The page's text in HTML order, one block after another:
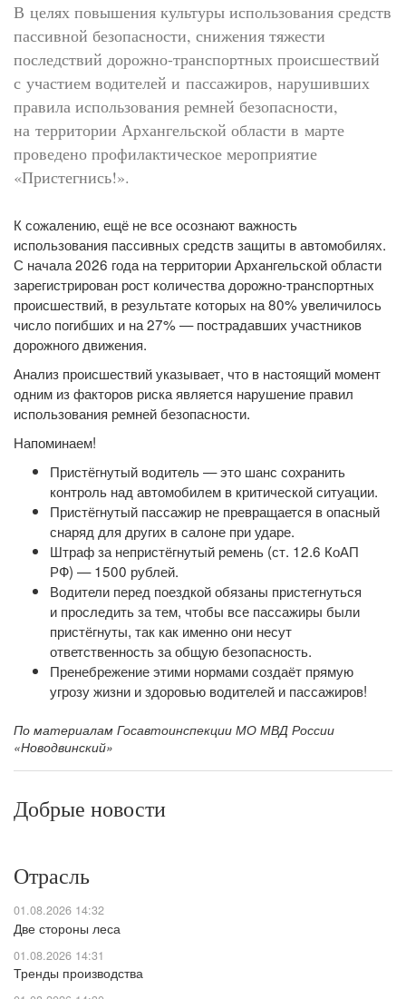
В целях повышения культуры использования средств
пассивной безопасности, снижения тяжести
последствий дорожно-транспортных происшествий
с участием водителей и пассажиров, нарушивших
правила использования ремней безопасности,
на территории Архангельской области в марте
проведено профилактическое мероприятие
«Пристегнись!».
К сожалению, ещё не все осознают важность
использования пассивных средств защиты в автомобилях.
С начала 2026 года на территории Архангельской области
зарегистрирован рост количества дорожно-транспортных
происшествий, в результате которых на 80% увеличилось
число погибших и на 27% — пострадавших участников
дорожного движения.
Анализ происшествий указывает, что в настоящий момент
одним из факторов риска является нарушение правил
использования ремней безопасности.
Напоминаем!
Пристёгнутый водитель — это шанс сохранить
контроль над автомобилем в критической ситуации.
Пристёгнутый пассажир не превращается в опасный
снаряд для других в салоне при ударе.
Штраф за непристёгнутый ремень (ст. 12.6 КоАП
РФ) — 1500 рублей.
Водители перед поездкой обязаны пристегнуться
и проследить за тем, чтобы все пассажиры были
пристёгнуты, так как именно они несут
ответственность за общую безопасность.
Пренебрежение этими нормами создаёт прямую
угрозу жизни и здоровью водителей и пассажиров!
По материалам Госавтоинспекции МО МВД России
«Новодвинский»
Добрые новости
Отрасль
01.08.2026 14:32
Две стороны леса
01.08.2026 14:31
Тренды производства